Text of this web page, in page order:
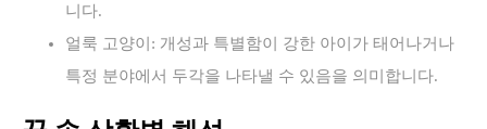
니다.
얼룩 고양이: 개성과 특별함이 강한 아이가 태어나거나
특정 분야에서 두각을 나타낼 수 있음을 의미합니다.